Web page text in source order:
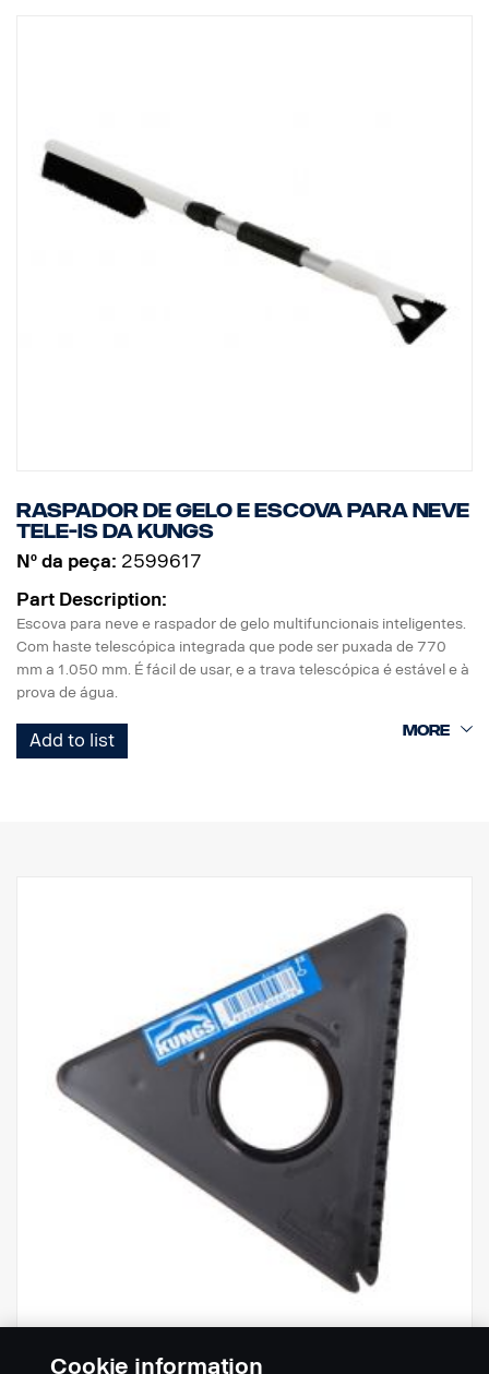
Raspador de gelo e escova para neve
Tele-Is da Kungs
Nº da peça: 2599617
Part Description:
Escova para neve e raspador de gelo multifuncionais inteligentes.
Com haste telescópica integrada que pode ser puxada de 770
mm a 1.050 mm. É fácil de usar, e a trava telescópica é estável e à
prova de água.
outra extremidade um raspador de gelo resistente feito de
policarbonato à prova de geada. O raspador de gelo tem três
Add to list
Cookie information